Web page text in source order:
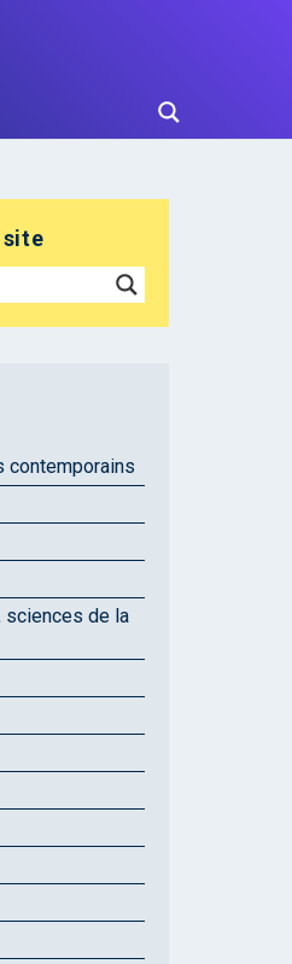
site
contemporains
sciences de la